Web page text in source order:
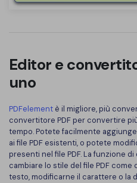
Editor e
uno
PDFelement è il migliore, più
convertitore PDF per convertire
tempo. Potete facilmente
ai file PDF esistenti, o potete
presenti nel file PDF. La funzione
cambiare lo stile del file PDF
testo, modificarne il carattere o la